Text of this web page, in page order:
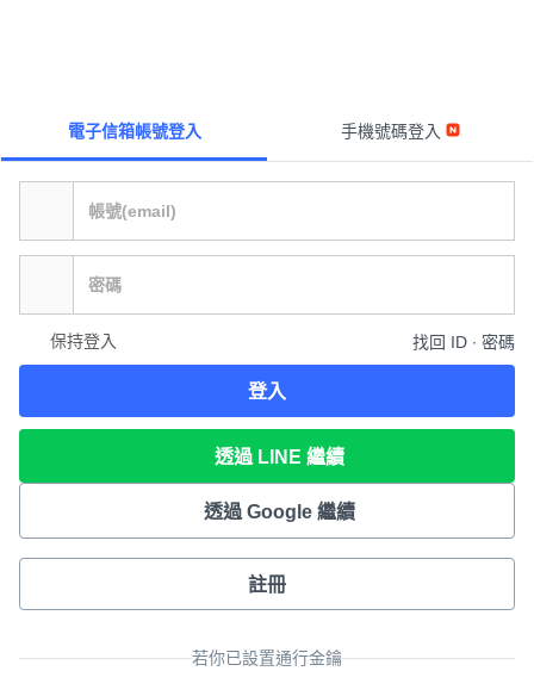
電子信箱帳號登入 手機號碼登入
保持登入 找回 ID ∙ 密碼
登入
透過 LINE 繼續
透過 Google 繼續
註冊
若你已設置通行金鑰